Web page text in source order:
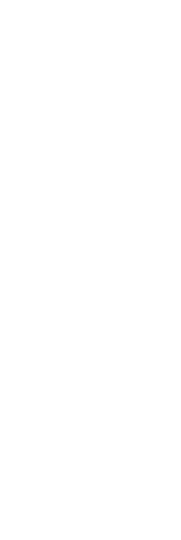
En
hincapié en
Vía-ble’, con
para el plan
Y ha
centro de
para crear un
comarca de
También se
finalmente,
que aporten
reformar el